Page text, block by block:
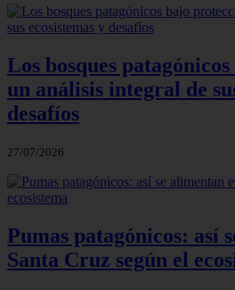
Los bosques
un análisis integral de
desafíos
27/07/2026
Pumas patagónicos: así
Santa Cruz según el